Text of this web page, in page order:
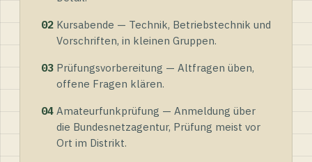
02 Kursabende — Technik, Betriebstechnik und
Vorschriften, in kleinen Gruppen.
03 Prüfungsvorbereitung — Altfragen üben,
offene Fragen klären.
04 Amateurfunkprüfung — Anmeldung über
die Bundesnetzagentur, Prüfung meist vor
Ort im Distrikt.